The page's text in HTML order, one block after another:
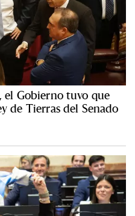
el Gobierno tuvo que
de Tierras del Senado